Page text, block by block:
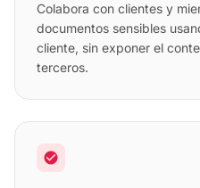
Colabora con clientes y
documentos sensibles
cliente, sin exponer el
terceros.
check_circle